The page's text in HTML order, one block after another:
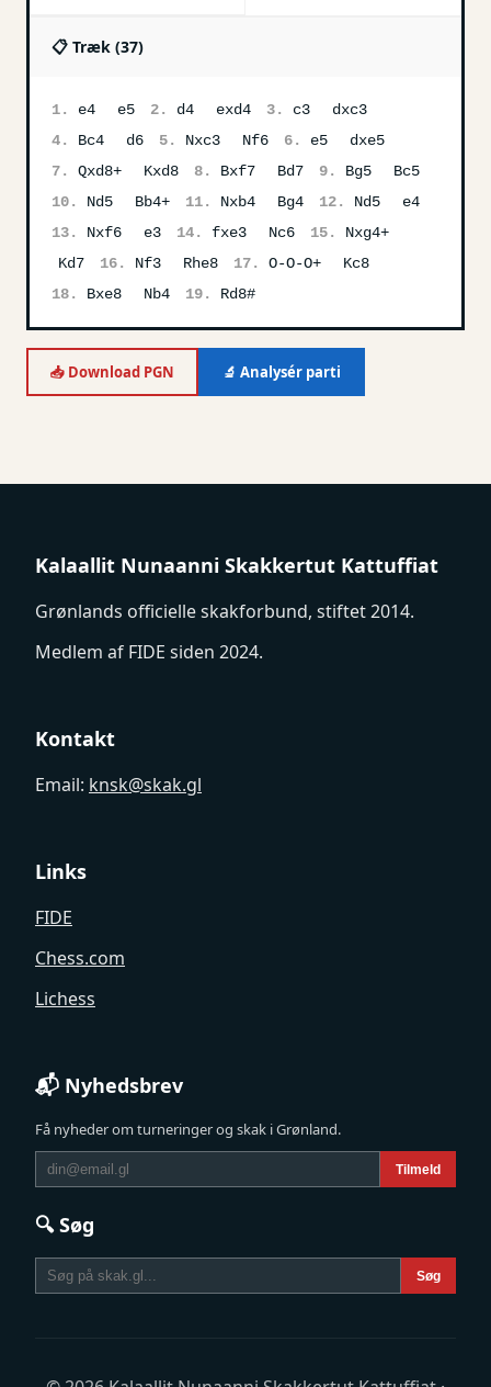
📋 Træk (37)
1. e4 e5 2. d4 exd4 3. c3
dxc3
4.
Bc4 d6 5. Nxc3 Nf6 6. e5
dxe5
7.
Qxd8+ Kxd8 8. Bxf7 Bd7 9. Bg5
Bc5
10.
Nd5 Bb4+ 11. Nxb4 Bg4 12. Nd5
e4
13.
Nxf6 e3 14. fxe3 Nc6 15.
Nxg4+
Kd7
16. Nf3 Rhe8 17. O-O-O+
Kc8
18.
Bxe8 Nb4 19. Rd8#
📥 Download PGN 🔬 Analysér parti
Kalaallit Nunaanni Skakkertut Kattuffiat
Grønlands officielle skakforbund, stiftet 2014.
Medlem af FIDE siden 2024.
Kontakt
Email: knsk@skak.gl
Links
FIDE
Chess.com
Lichess
📬 Nyhedsbrev
Få nyheder om turneringer og skak i Grønland.
Tilmeld
🔍 Søg
Søg